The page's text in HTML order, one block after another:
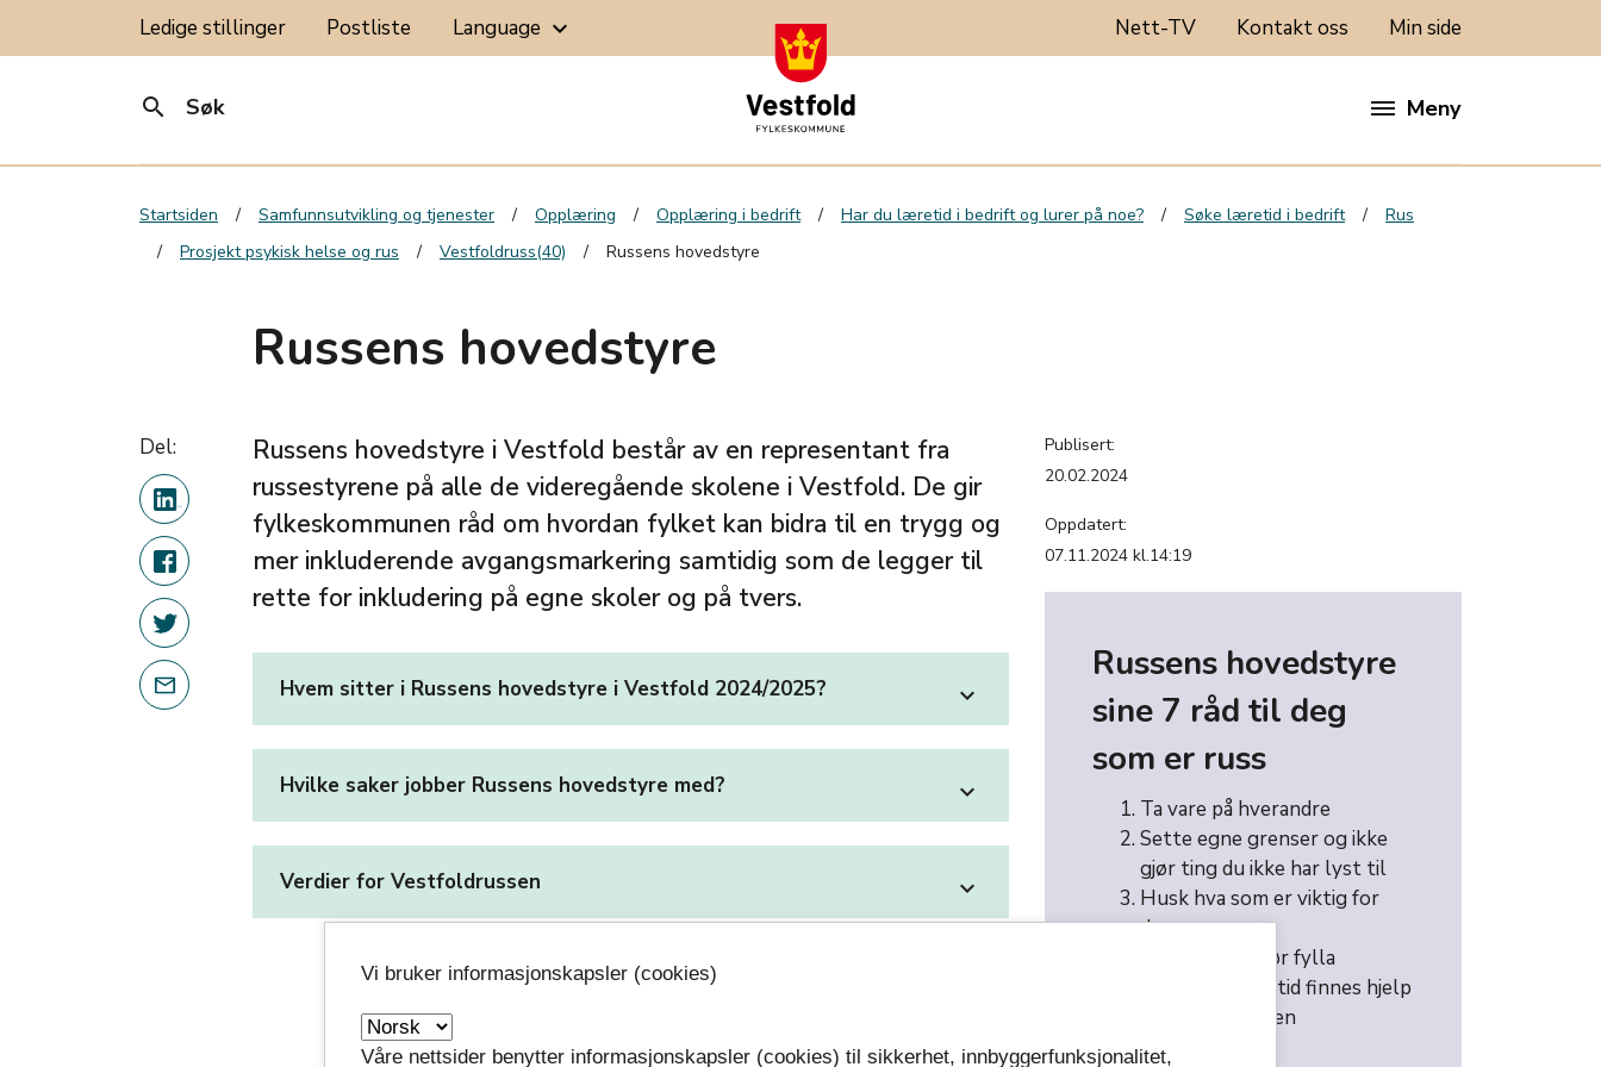
Ledige stillinger Postliste Language keyboard_arrow_down Nett-TV Kontakt oss Min side
search Søk Meny
Startsiden Samfunnsutvikling og tjenester Opplæring Opplæring i bedrift Har du læretid i bedrift og lurer på noe? Søke læretid i bedrift
Rus
Prosjekt psykisk helse og rus
Vestfoldruss(40) Russens hovedstyre
Russens hovedstyre
Del:
Russens hovedstyre i Vestfold består av en representant fra
russestyrene på alle de videregående skolene i Vestfold. De gir
fylkeskommunen råd om hvordan fylket kan bidra til en trygg og
mer inkluderende avgangsmarkering samtidig som de legger til
rette for inkludering på egne skoler og på tvers.
Hvem sitter i Russens hovedstyre i Vestfold 2024/2025? expand_more
Hvilke saker jobber Russens hovedstyre med? expand_more
Verdier for Vestfoldrussen expand_more
Publisert:
20.02.2024
Oppdatert:
07.11.2024 kl.14:19
Russens hovedstyre
sine 7 råd til deg
som er russ
Ta vare på hverandre
Sette egne grenser og ikke
gjør ting du ikke har lyst til
Husk hva som er viktig for
deg
Drikk og spis før fylla
Husk at det alltid finnes hjelp
Ikke glem skolen
Ha det gøy
Vi bruker informasjonskapsler (cookies)
Våre nettsider benytter informasjonskapsler (cookies) til sikkerhet, innbyggerfunksjonalitet,